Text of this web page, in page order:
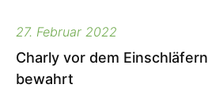
27. Februar 2022
Charly vor dem Einschläfern
bewahrt